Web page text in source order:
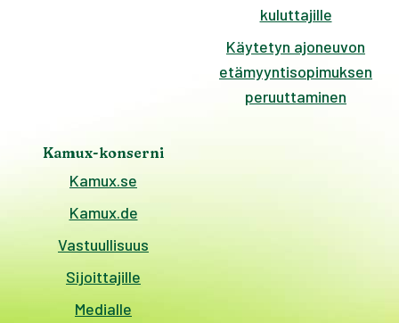
kuluttajille
Käytetyn ajoneuvon
etämyyntisopimuksen
peruuttaminen
Kamux-konserni
Kamux.se
Kamux.de
Vastuullisuus
Sijoittajille
Medialle